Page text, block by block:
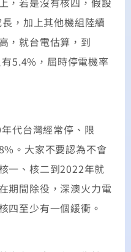
，加上其他機組陸續
，就台電估算，到
5.4%，屆時停電機率
代台灣經常停、限
。大家不要認為不會
一、核二到2022年就
期間除役，深澳火力電
四至少有一個緩衝。